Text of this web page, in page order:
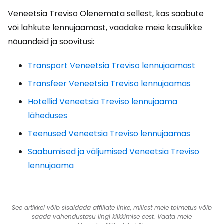
Veneetsia Treviso Olenemata sellest, kas saabute
või lahkute lennujaamast, vaadake meie kasulikke
nõuandeid ja soovitusi:
Transport Veneetsia Treviso lennujaamast
Transfeer Veneetsia Treviso lennujaamas
Hotellid Veneetsia Treviso lennujaama
läheduses
Teenused Veneetsia Treviso lennujaamas
Saabumised ja väljumised Veneetsia Treviso
lennujaama
See artikkel võib sisaldada affiliate linke, millest meie toimetus võib
saada vahendustasu lingi klikkimise eest. Vaata meie